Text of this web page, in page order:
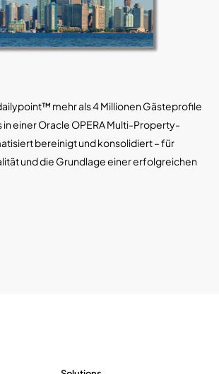
mehr als 4 Millionen Gästeprofile
in einer Oracle OPERA Multi-Property-
bereinigt und konsolidiert – für
und die Grundlage einer erfolgreichen